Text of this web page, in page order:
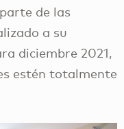
de las
a su
diciembre 2021,
estén totalmente